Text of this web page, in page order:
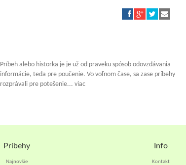
Príbeh alebo historka je je už od praveku spósob odovzdávania
informácie, teda pre poučenie. Vo voľnom čase, sa zase príbehy
rozprávali pre potešenie... viac
Príbehy
Najnovšie
Info
Kontakt